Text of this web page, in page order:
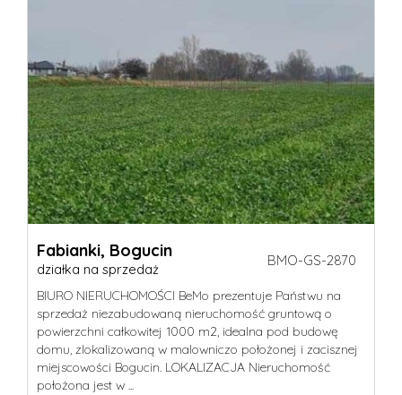
Fabianki, Bogucin
działka na sprzedaż
BMO-GS-2870
BIURO NIERUCHOMOŚCI BeMo prezentuje Państwu na
sprzedaż niezabudowaną nieruchomość gruntową o
powierzchni całkowitej 1000 m2, idealna pod budowę
domu, zlokalizowaną w malowniczo położonej i zacisznej
miejscowości Bogucin. LOKALIZACJA Nieruchomość
położona jest w ...